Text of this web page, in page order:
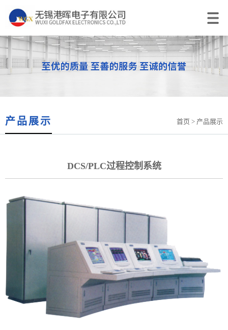
产品展示 首页 > 产品展示
DCS/PLC过程控制系统